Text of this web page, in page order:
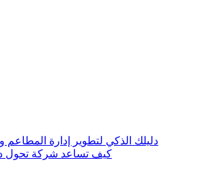
دليلك الذكي لتطوير إدارة
كيف تساعد شركة تحول